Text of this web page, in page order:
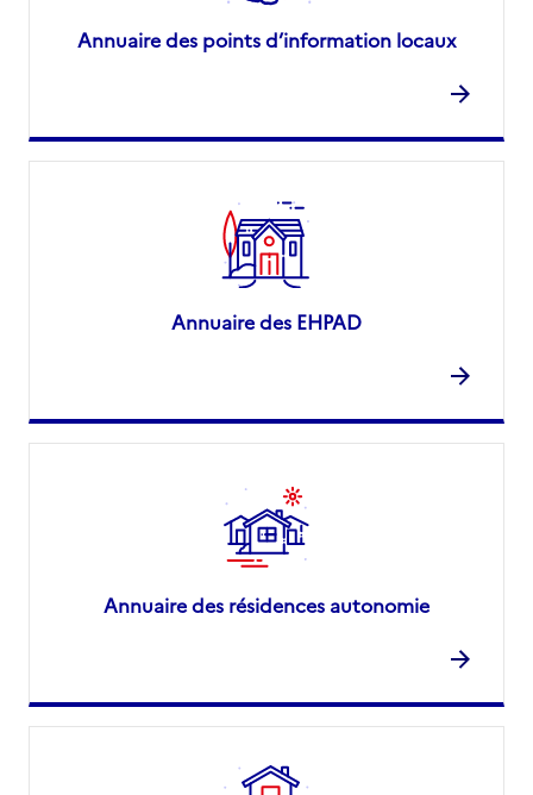
Annuaire des points d’information locaux
Annuaire des EHPAD
Annuaire des résidences autonomie